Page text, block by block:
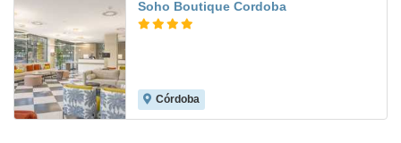
Soho Boutique Cordoba
Córdoba